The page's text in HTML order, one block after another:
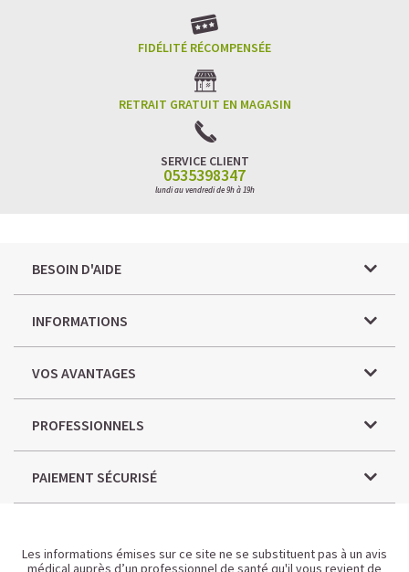
FIDÉLITÉ RÉCOMPENSÉE
RETRAIT GRATUIT EN MAGASIN
SERVICE CLIENT
0535398347
lundi au vendredi de 9h à 19h
BESOIN D'AIDE
INFORMATIONS
VOS AVANTAGES
PROFESSIONNELS
PAIEMENT SÉCURISÉ
Les informations émises sur ce site ne se substituent pas à un avis
médical auprès d’un professionnel de santé qu'il vous revient de